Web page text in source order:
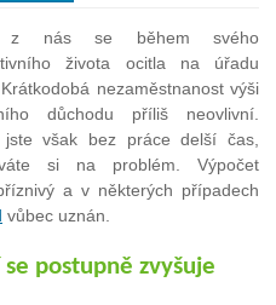
z nás se během svého
života ocitla na úřadu
nezaměstnanost výši
důchodu příliš neovlivní.
jste však bez práce delší čas,
si na problém. Výpočet
a v některých případech
vůbec uznán.
postupně zvyšuje